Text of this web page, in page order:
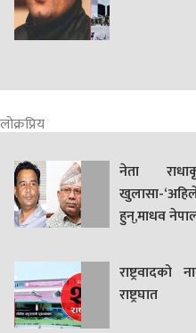
लोक्रप्रिय
नेता
खुलासा-
हुन्,माधव
राष्ट्रघात